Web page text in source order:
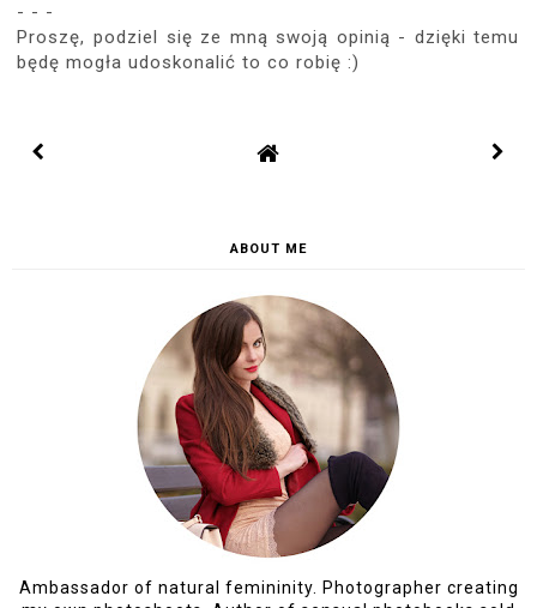
- - -
Proszę, podziel się ze mną swoją opinią - dzięki temu
będę mogła udoskonalić to co robię :)
ABOUT ME
Ambassador of natural femininity. Photographer creating